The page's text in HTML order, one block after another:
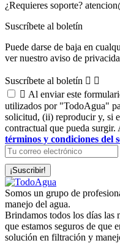
¿Requieres soporte?
Suscríbete al boletín
Puede darse de baja en
ver nuestro aviso de
Suscríbete al boletín  
 Al enviar este
utilizados por "TodoAgua"
solicitud, (ii) reproducir y, si
contractual que pueda
términos y condiciones del
Somos un grupo de
manejo del agua.
Brindamos todos los días las
que estamos seguros de que
solución en filtración y